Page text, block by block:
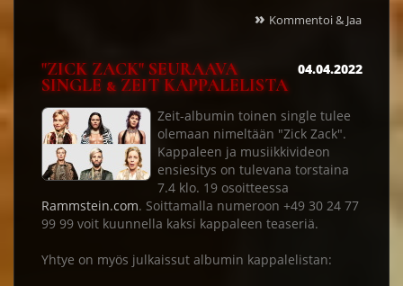
» Kommentoi & Jaa
"ZICK ZACK" SEURAAVA
SINGLE & ZEIT KAPPALELISTA
04.04.2022
Zeit-albumin toinen single tulee
olemaan nimeltään "Zick Zack".
Kappaleen ja musiikkivideon
ensiesitys on tulevana torstaina
7.4 klo. 19 osoitteessa
Rammstein.com. Soittamalla numeroon +49 30 24 77
99 99 voit kuunnella kaksi kappaleen teaseriä.
Yhtye on myös julkaissut albumin kappalelistan: